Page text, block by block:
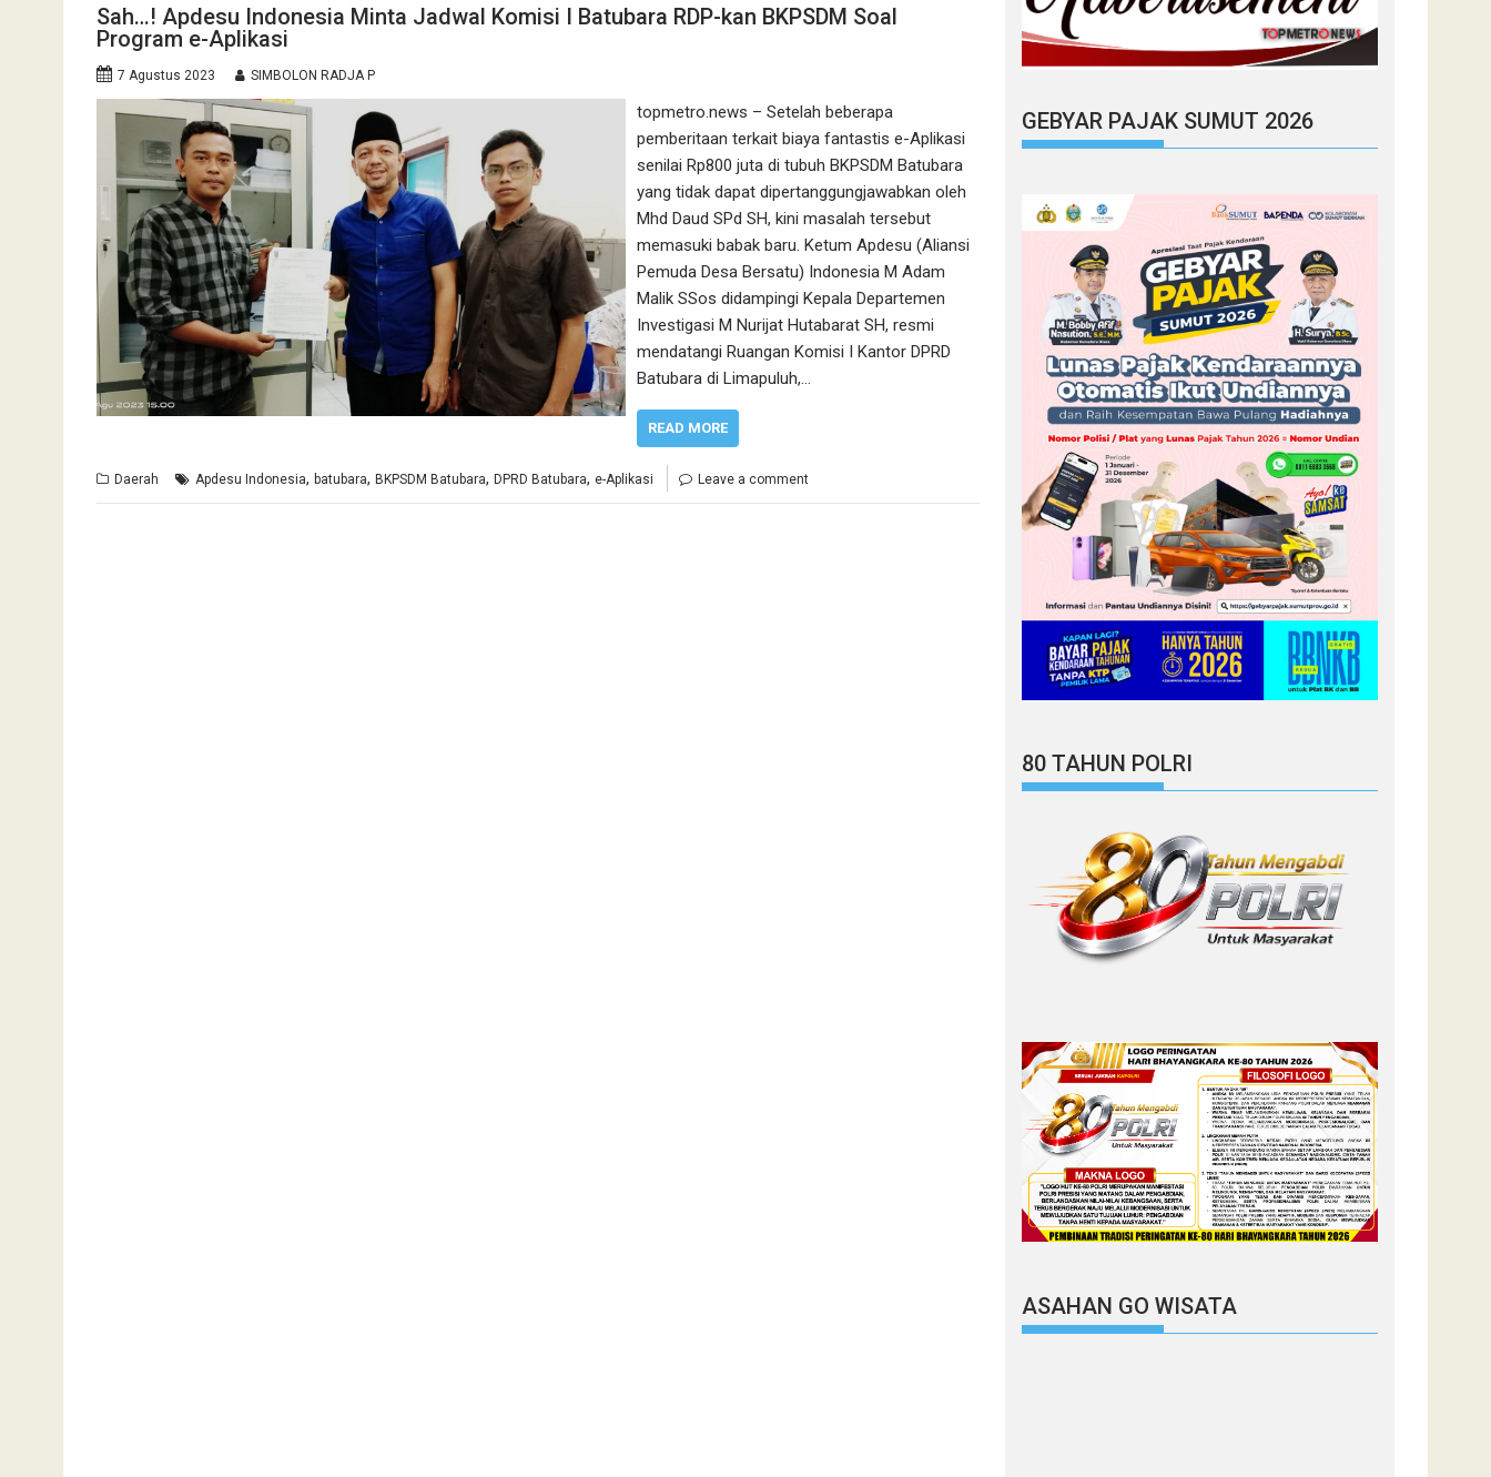
Sah…! Apdesu Indonesia Minta Jadwal Komisi I Batubara RDP-kan BKPSDM Soal
Program e-Aplikasi
7 Agustus 2023 SIMBOLON RADJA P
topmetro.news – Setelah beberapa
pemberitaan terkait biaya fantastis e-Aplikasi
senilai Rp800 juta di tubuh BKPSDM Batubara
yang tidak dapat dipertanggungjawabkan oleh
Mhd Daud SPd SH, kini masalah tersebut
memasuki babak baru. Ketum Apdesu (Aliansi
Pemuda Desa Bersatu) Indonesia M Adam
Malik SSos didampingi Kepala Departemen
Investigasi M Nurijat Hutabarat SH, resmi
mendatangi Ruangan Komisi I Kantor DPRD
Batubara di Limapuluh,…
READ MORE
Daerah Apdesu Indonesia, batubara, BKPSDM Batubara, DPRD Batubara, e-Aplikasi Leave a comment
GEBYAR PAJAK SUMUT 2026
80 TAHUN POLRI
ASAHAN GO WISATA